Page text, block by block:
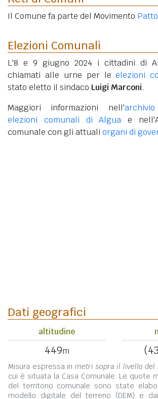
Il Comune fa parte del Movimento
Elezioni Comunali
L'8 e 9 giugno 2024 i cittadini di
chiamati alle urne per leelezioni
stato eletto il sindaco Luigi Marconi.
Maggiori informazioni nell'
elezioni comunali di Algua e
comunale con gli attuali organi di
Dati geografici
altitudine
449m
Misura espressa in metri sopra il livello del
cui è situata la Casa Comunale. Le quote
del territorio comunale sono state
modello digitale del terreno (DEM) e